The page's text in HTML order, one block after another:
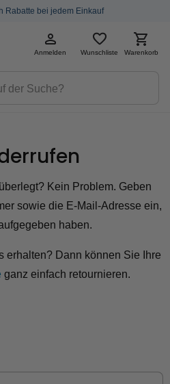
Rabatte bei jedem Einkauf
Anmelden Wunschliste Warenkorb
Kein Problem. Geben
sowie die E-Mail-Adresse ein,
haben.
erhalten? Dann können Sie Ihre
ganz einfach retournieren.